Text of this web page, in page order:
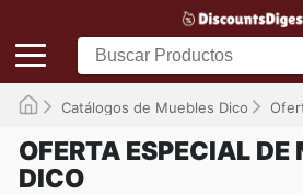
Catálogos de Muebles Dico
OFERTA ESPECIAL DE
DICO